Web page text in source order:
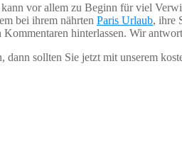
vor allem zu Beginn für viel
bei ihrem nährten Paris Urlaub, ihre
Kommentaren hinterlassen. Wir
dann sollten Sie jetzt mit unserem